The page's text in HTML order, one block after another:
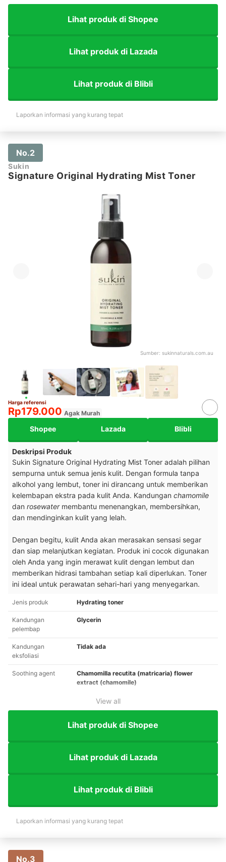
Lihat produk di Shopee
Lihat produk di Lazada
Lihat produk di Blibli
Laporkan informasi yang kurang tepat
No.2
Sukin
Signature Original Hydrating Mist Toner
Sumber: sukinnaturals.com.au
Harga referensi
Rp179.000 Agak Murah
Shopee Lazada Blibli
Deskripsi Produk
Sukin Signature Original Hydrating Mist Toner adalah pilihan
sempurna untuk semua jenis kulit. Dengan formula tanpa
alkohol yang lembut, toner ini dirancang untuk memberikan
kelembapan ekstra pada kulit Anda. Kandungan chamomile
dan rosewater membantu menenangkan, membersihkan,
dan mendinginkan kulit yang lelah.
Dengan begitu, kulit Anda akan merasakan sensasi segar
dan siap melanjutkan kegiatan. Produk ini cocok digunakan
oleh Anda yang ingin merawat kulit dengan lembut dan
memberikan hidrasi tambahan setiap kali diperlukan. Toner
ini ideal untuk perawatan sehari-hari yang menyegarkan.
Jenis produk Hydrating toner
Kandungan
pelembap
Glycerin
Kandungan
eksfoliasi
Tidak ada
Soothing agent
Chamomilla recutita (matricaria) flower
extract (chamomile)
View all
Lihat produk di Shopee
Lihat produk di Lazada
Lihat produk di Blibli
Laporkan informasi yang kurang tepat
No.3